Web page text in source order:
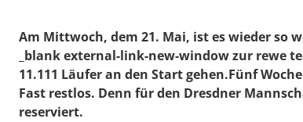
Am Mittwoch, dem 21. Mai, ist es wieder so
_blank external-link-new-window zur rewe
11.111 Läufer an den Start gehen.Fünf
Fast restlos. Denn für den Dresdner
reserviert.